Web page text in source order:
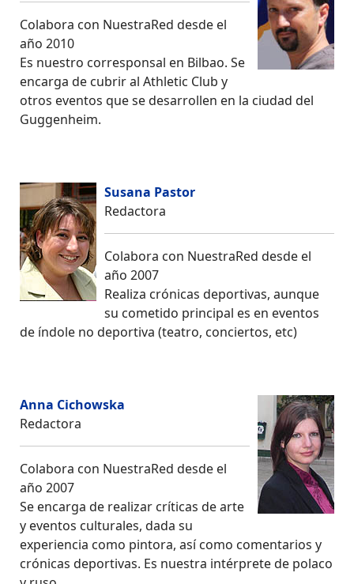
Colabora con NuestraRed desde el
año 2010
Es nuestro corresponsal en Bilbao. Se
encarga de cubrir al Athletic Club y
otros eventos que se desarrollen en la ciudad del
Guggenheim.
Susana Pastor
Redactora
Colabora con NuestraRed desde el
año 2007
Realiza crónicas deportivas, aunque
su cometido principal es en eventos
de índole no deportiva (teatro, conciertos, etc)
Anna Cichowska
Redactora
Colabora con NuestraRed desde el
año 2007
Se encarga de realizar críticas de arte
y eventos culturales, dada su
experiencia como pintora, así como comentarios y
crónicas deportivas. Es nuestra intérprete de polaco